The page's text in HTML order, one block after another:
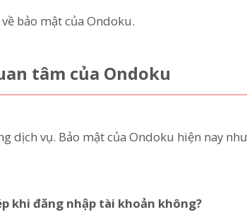
bảo mật của Ondoku.
tâm của Ondoku
dịch vụ. Bảo mật của Ondoku hiện nay như
khi đăng nhập tài khoản không?